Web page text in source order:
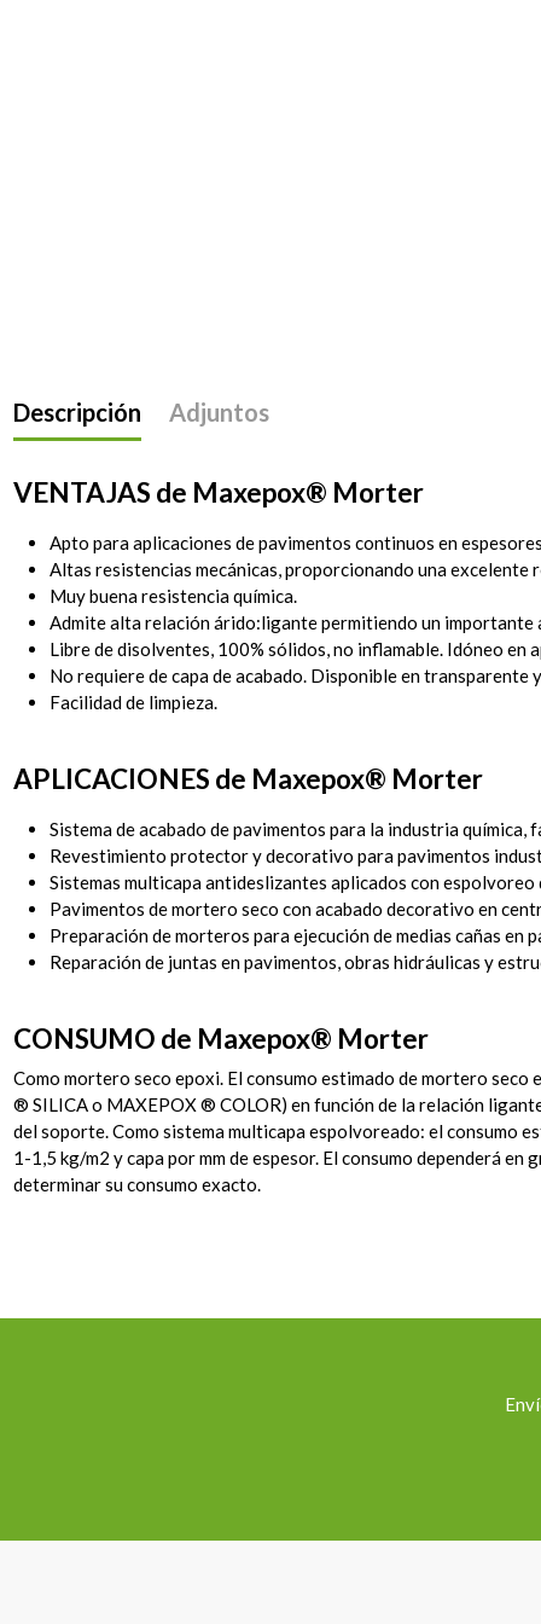
Descripción Adjuntos
VENTAJAS de Maxepox® Morter
Apto para aplicaciones de pavimentos continuos en
Altas resistencias mecánicas, proporcionando una excelente
Muy buena resistencia química.
Admite alta relación árido:ligante permitiendo un importante
Libre de disolventes, 100% sólidos, no inflamable. Idóneo en
No requiere de capa de acabado. Disponible en transparente
Facilidad de limpieza.
APLICACIONES de Maxepox® Morter
Sistema de acabado de pavimentos para la industria
Revestimiento protector y decorativo para pavimentos
Sistemas multicapa antideslizantes aplicados con
Pavimentos de mortero seco con acabado decorativo en
Preparación de morteros para ejecución de medias cañas en
Reparación de juntas en pavimentos, obras hidráulicas y
CONSUMO de Maxepox® Morter
Como mortero seco epoxi. El consumo estimado de mortero
® SILICA o MAXEPOX ® COLOR) en función de la relación
del soporte. Como sistema multicapa espolvoreado: el consumo
1-1,5 kg/m2 y capa por mm de espesor. El consumo dependerá
determinar su consumo exacto.